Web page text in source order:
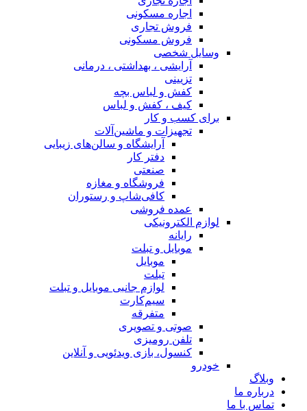
اجاره مسکونی
فروش تجاری
فروش مسکونی
وسایل شخصی
آرایشی ، بهداشتی ، درمانی
تزیینی
کفش و لباس بچه
کیف ، کفش و لباس
برای کسب و کار
تجهیزات و ماشین‌آلات
آرایشگاه و سالن‌های زیبایی
دفتر کار
صنعتی
فروشگاه و مغازه
کافی‌شاپ و رستوران
عمده فروشی
لوازم الکترونیکی
رایانه
موبایل و تبلت
موبایل
تبلت
لوازم جانبی موبایل و تبلت
سیم‌کارت
متفرقه
صوتی و تصویری
تلفن رومیزی
کنسول، بازی‌ ویدئویی و آنلاین
خودرو
وبلاگ
درباره ما
تماس با ما